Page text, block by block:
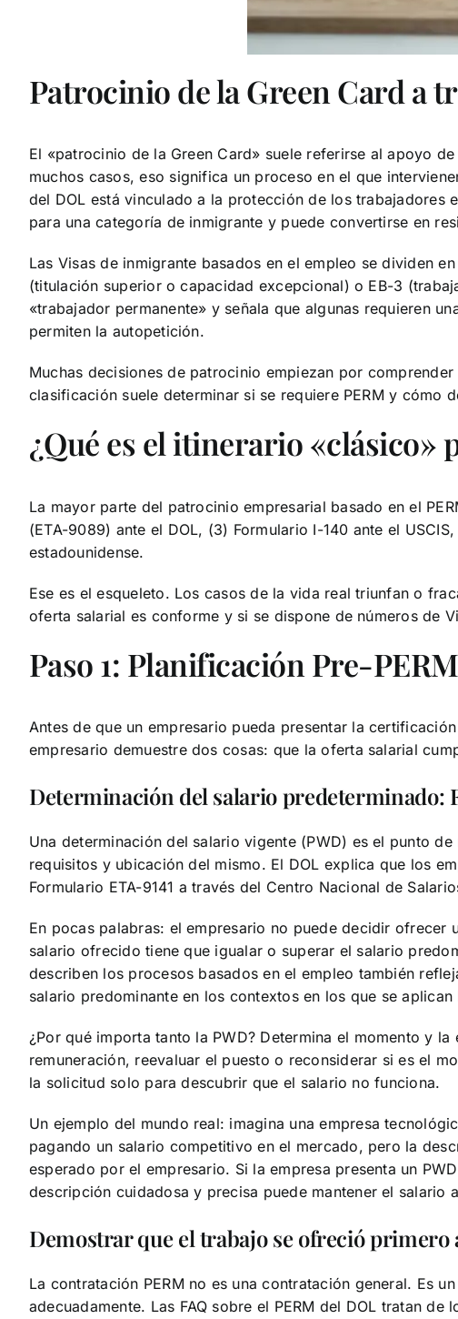
Patrocinio de la Green Card a
El «patrocinio de la Green Card» suele referirse al apoyo
muchos casos, eso significa un proceso en el que
del DOL está vinculado a la protección de los trabajadores
para una categoría de inmigrante y puede convertirse en
Las Visas de inmigrante basados en el empleo se dividen
(titulación superior o capacidad excepcional) o EB-3
«trabajador permanente» y señala que algunas requieren
permiten la autopetición.
Muchas decisiones de patrocinio empiezan por
clasificación suele determinar si se requiere PERM y cómo
¿Qué es el itinerario «clásico»
La mayor parte del patrocinio empresarial basado en el
(ETA-9089) ante el DOL, (3) Formulario I-140 ante el
estadounidense.
Ese es el esqueleto. Los casos de la vida real triunfan o
oferta salarial es conforme y si se dispone de números de
Paso 1: Planificación Pre-
Antes de que un empresario pueda presentar la
empresario demuestre dos cosas: que la oferta salarial
Determinación del salario predeterminado:
Una determinación del salario vigente (PWD) es el punto
requisitos y ubicación del mismo. El DOL explica que los
Formulario ETA-9141 a través del Centro Nacional de
En pocas palabras: el empresario no puede decidir
salario ofrecido tiene que igualar o superar el salario
describen los procesos basados en el empleo también
salario predominante en los contextos en los que se
¿Por qué importa tanto la PWD? Determina el momento y
remuneración, reevaluar el puesto o reconsiderar si es el
la solicitud solo para descubrir que el salario no funciona.
Un ejemplo del mundo real: imagina una empresa
pagando un salario competitivo en el mercado, pero la
esperado por el empresario. Si la empresa presenta un
descripción cuidadosa y precisa puede mantener el
Demostrar que el trabajo se ofreció primero
La contratación PERM no es una contratación general. Es
adecuadamente. Las FAQ sobre el PERM del DOL tratan